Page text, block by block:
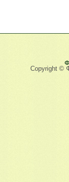
Copyright ©